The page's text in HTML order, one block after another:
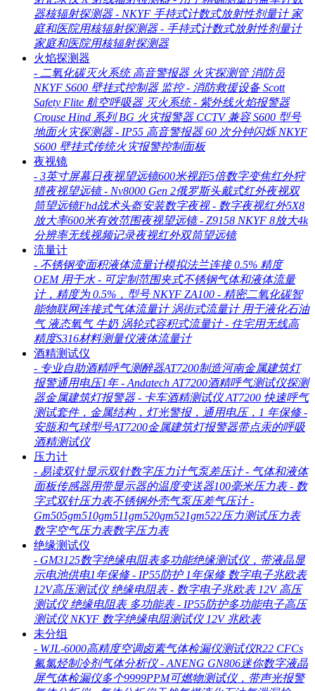
器核辐射探测器 - NKYF 手持式计数式放射性剂量计 家
庭和医院用核辐射探测器 - 手持式计数式放射性剂量计
家庭和医院用核辐射探测器
火焰探测器
- 二氧化碳灭火系统 高音警报器 火灾探测管 消防员
NKYF S600 壁挂式控制器 监控 - 消防救援设备 Scott
Safety Flite 航空呼吸器 灭火系统 - 紫外线火焰报警器
Crouse Hind 系列 BG 火灾报警器 CCTV 兼容 S600 型号
地面火灾探测器 - IP55 高音警报器 60 次分钟闪烁 NKYF
S600 壁挂式传统火灾报警控制面板
夜视镜
- 3英寸屏幕日夜视望远镜600米视距5倍数字变焦红外狩
猎夜视望远镜 - Nv8000 Gen 2俄罗斯头戴式红外夜视双
筒望远镜Fhd战术头盔安装数字夜视 - 数字夜视红外5X8
放大率600米有效范围夜视望远镜 - Z9158 NKYF 8放大4k
分辨率无线视频记录夜视红外双筒望远镜
流量计
- 不锈钢变面积液体流量计模拟法兰连接 0.5% 精度
OEM 用于水 - 可定制范围夹式不锈钢气体和液体流量
计，精度为 0.5%，型号 NKYF ZA100 - 精密二氧化碳智
能物联网连接式气体流量计 涡街式流量计 用于液化石油
气 液态氧气 牛奶 涡轮式容积式流量计 - 住宅用无线高
精度S316材料测量仪液体流量计
酒精测试仪
- 专业自助酒精呼气测醉器AT7200制造河南金属建筑灯
报警通用电压1年 - Andatech AT7200酒精呼气测试仪探测
器金属建筑灯报警器 - 卡车酒精测试仪 AT7200 快速呼气
测试套件，金属结构，灯光警报，通用电压，1 年保修 -
安瓿和气球型号AT7200金属建筑灯报警器带点汞的呼吸
酒精测试仪
压力计
- 易读双针显示双针数字压力计气泵差压计 - 气体和液体
面板传感器用带显示器的温度变送器100毫米压力表 - 数
字式双针压力表不锈钢外壳气泵压差气压计 -
Gm505gm510gm511gm520gm521gm522压力测试压力表
数字空气压力表数字压力表
绝缘测试仪
- GM3125数字绝缘电阻表多功能绝缘测试仪，带液晶显
示电池供电1年保修 - IP55防护 1年保修 数字电子兆欧表
12V高压测试仪 绝缘电阻表 - 数字电子兆欧表 12V 高压
测试仪 绝缘电阻表 多功能表 - IP55防护多功能电子高压
测试仪 NKYF 数字绝缘电阻测试仪 12V 兆欧表
未分组
- WJL-6000高精度空调卤素气体检漏仪测试仪R22 CFCs
氟氯烃制冷剂气体分析仪 - ANENG GN806迷你数字液晶
屏气体检漏仪多个9999PPM可燃物测试仪，带声光报警